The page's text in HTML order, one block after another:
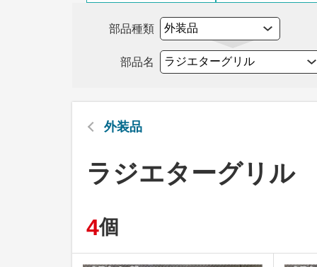
部品種類
部品名
外装品
ラジエターグリル
4個